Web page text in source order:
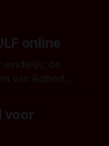
online
eindelijk: de
van Robert
keer is (kon
voor